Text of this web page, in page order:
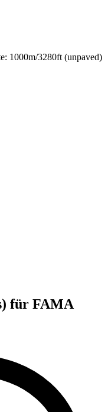
1000m/3280ft (unpaved)
für FAMA